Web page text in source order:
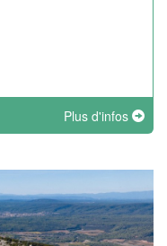
Plus d'infos